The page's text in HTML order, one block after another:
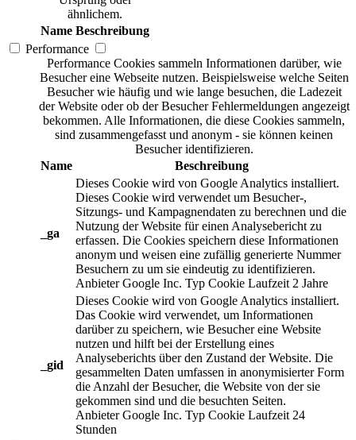
ähnlichem.
Name Beschreibung
Performance
Performance Cookies sammeln Informationen darüber, wie
Besucher eine Webseite nutzen. Beispielsweise welche Seiten
Besucher wie häufig und wie lange besuchen, die Ladezeit
der Website oder ob der Besucher Fehlermeldungen angezeigt
bekommen. Alle Informationen, die diese Cookies sammeln,
sind zusammengefasst und anonym - sie können keinen
Besucher identifizieren.
Name
Beschreibung
_ga
Dieses Cookie wird von Google Analytics installiert.
Dieses Cookie wird verwendet um Besucher-,
Sitzungs- und Kampagnendaten zu berechnen und die
Nutzung der Website für einen Analysebericht zu
erfassen. Die Cookies speichern diese Informationen
anonym und weisen eine zufällig generierte Nummer
Besuchern zu um sie eindeutig zu identifizieren.
Anbieter Google Inc. Typ Cookie Laufzeit 2 Jahre
_gid
Dieses Cookie wird von Google Analytics installiert.
Das Cookie wird verwendet, um Informationen
darüber zu speichern, wie Besucher eine Website
nutzen und hilft bei der Erstellung eines
Analyseberichts über den Zustand der Website. Die
gesammelten Daten umfassen in anonymisierter Form
die Anzahl der Besucher, die Website von der sie
gekommen sind und die besuchten Seiten.
Anbieter Google Inc. Typ Cookie Laufzeit 24
Stunden